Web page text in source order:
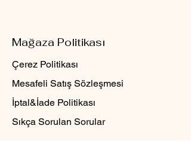
Mağaza Politikası
Çerez Politikası
Mesafeli Satış Sözleşmesi
İptal&İade Politikası
Sıkça Sorulan Sorular